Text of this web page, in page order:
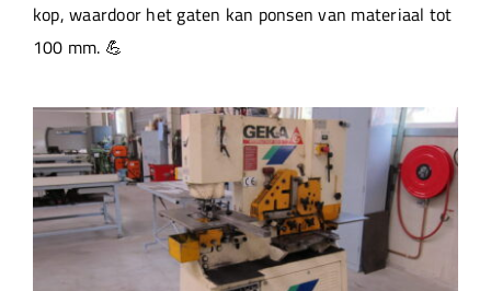
kop, waardoor het gaten kan ponsen van materiaal tot
100 mm. 💪